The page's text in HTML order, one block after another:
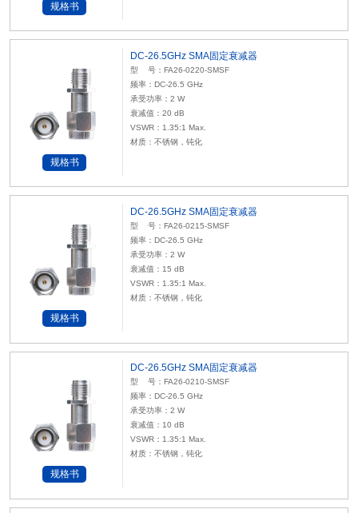
规格书
规格书
DC-26.5GHz SMA固定衰减器
型 号：FA26-0220-SMSF
频率：DC-26.5 GHz
承受功率：2 W
衰减值：20 dB
VSWR：1.35:1 Max.
材质：不锈钢，钝化
规格书
DC-26.5GHz SMA固定衰减器
型 号：FA26-0215-SMSF
频率：DC-26.5 GHz
承受功率：2 W
衰减值：15 dB
VSWR：1.35:1 Max.
材质：不锈钢，钝化
规格书
DC-26.5GHz SMA固定衰减器
型 号：FA26-0210-SMSF
频率：DC-26.5 GHz
承受功率：2 W
衰减值：10 dB
VSWR：1.35:1 Max.
材质：不锈钢，钝化